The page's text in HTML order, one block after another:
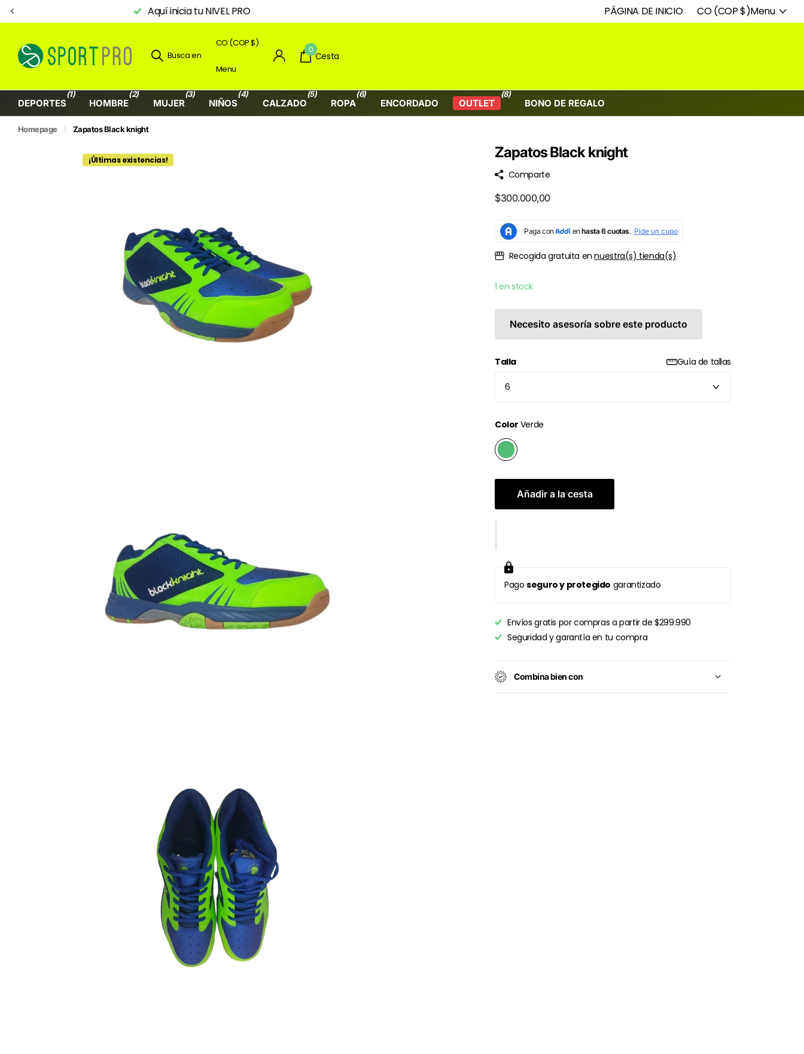
Aquí inicia tu NIVEL PRO PÁGINA DE INICIO CO (COP $)Menu
Busca en
CO (COP $)
Menu
0
Cesta
DEPORTES
(1)
HOMBRE
(2)
MUJER
(3)
NIÑOS
(4)
CALZADO
(5)
ROPA
(6)
ENCORDADO OUTLET
(8)
BONO DE REGALO
Homepage Zapatos Black knight
¡Últimas existencias! Zapatos Black knight
Comparte
$300.000,00
Recogida gratuita ennuestra(s) tienda(s)
1 en stock
Necesito asesoría sobre este producto
Talla Guía de tallas
Color Verde
Añadir a la cesta
Pagoseguro y protegido garantizado
Envíos gratis por compras a partir de $299.990
Seguridad y garantía en tu compra
Combina bien con